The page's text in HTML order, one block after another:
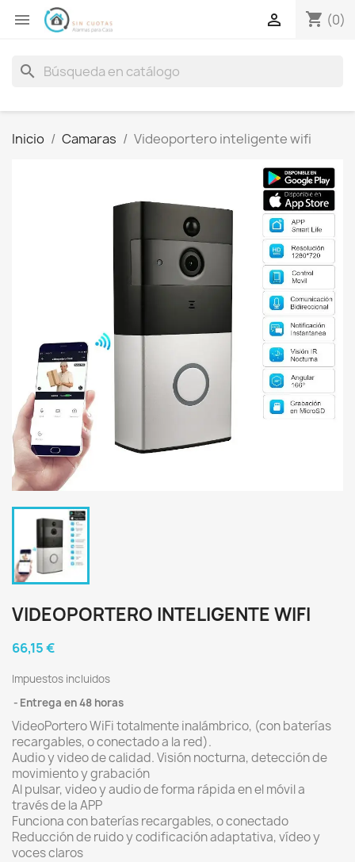
 shopping_cart (0)

search
Inicio Camaras Videoportero inteligente wifi
VIDEOPORTERO INTELIGENTE WIFI
66,15 €
Impuestos incluidos
Entrega en 48 horas
VideoPortero WiFi totalmente inalámbrico, (con baterías
recargables, o conectado a la red).
Audio y video de calidad. Visión nocturna, detección de
movimiento y grabación
Al pulsar, video y audio de forma rápida en el móvil a
través de la APP
Funciona con baterías recargables, o conectado
Reducción de ruido y codificación adaptativa, vídeo y
voces claros